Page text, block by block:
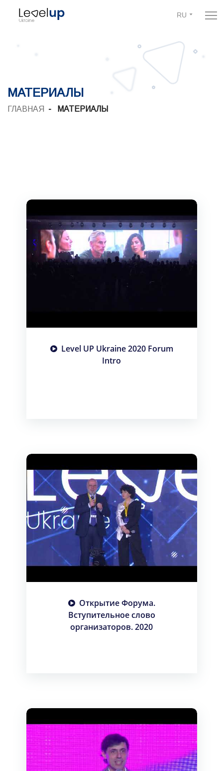
RU
MАТЕРИАЛЫ
ГЛАВНАЯ MАТЕРИАЛЫ
Level UP Ukraine 2020 Forum
Intro
Открытие Форума.
Вступительное слово
организаторов. 2020